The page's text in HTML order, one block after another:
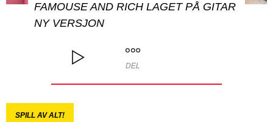
FAMOUSE AND RICH LAGET PÅ GITAR
NY VERSJON
DEL
SPILL AV ALT!